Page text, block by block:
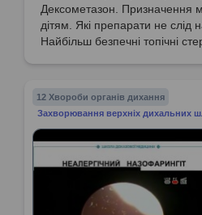
Дексометазон. Призначення
дітям. Які препарати не слід
Найбільш безпечні топічні
лікування топічними
ефективність мометазону
препарату Флікс.
12 Хвороби органів дихання
Захворювання верхніх дихальних